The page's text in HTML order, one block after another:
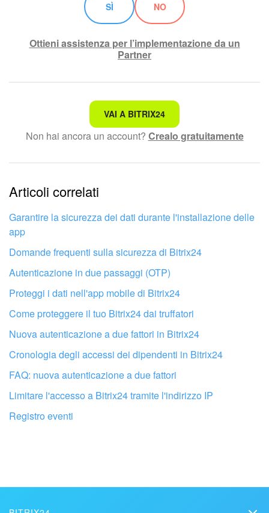
SÌ NO
Ottieni assistenza per l’implementazione da un
Partner
Non è quello che sto cercando.
Testo complesso e incomprensibile
Le informazioni sono obsolete.
Troppo breve, ho bisogno di maggiori informazioni.
Non mi soddisfa come funziona questo strumento
Fai configurare il tuo Bitrix24 a un
VAI A BITRIX24
Non hai ancora un account? Crealo gratuitamente
Articoli correlati
Garantire la sicurezza dei dati durante l'installazione delle
app
Domande frequenti sulla sicurezza di Bitrix24
Autenticazione in due passaggi (OTP)
Proteggi i dati nell'app mobile di Bitrix24
Come proteggere il tuo Bitrix24 dai truffatori
Nuova autenticazione a due fattori in Bitrix24
Cronologia degli accessi dei dipendenti in Bitrix24
FAQ: nuova autenticazione a due fattori
Limitare l'accesso a Bitrix24 tramite l'indirizzo IP
Registro eventi